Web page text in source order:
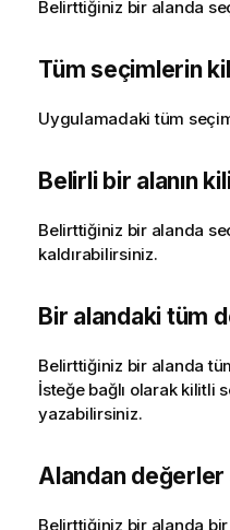
Belirttiğiniz bir alanda
Tüm seçimlerin
Uygulamadaki tüm
Belirli bir alanın
Belirttiğiniz bir alanda
kaldırabilirsiniz.
Bir alandaki tüm
Belirttiğiniz bir alanda
İsteğe bağlı olarak kilitli
yazabilirsiniz.
Alandan değerler
Belirttiğiniz bir alanda